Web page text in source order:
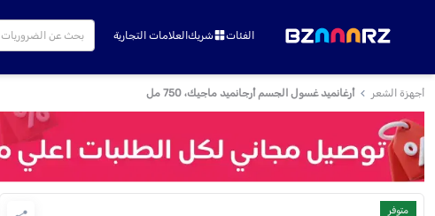
الفئات شريكالعلامات التجارية
أجهزة الشعر أرغانميد غسول الجسم أرجانميد ماجيك، 750 مل
متوفر